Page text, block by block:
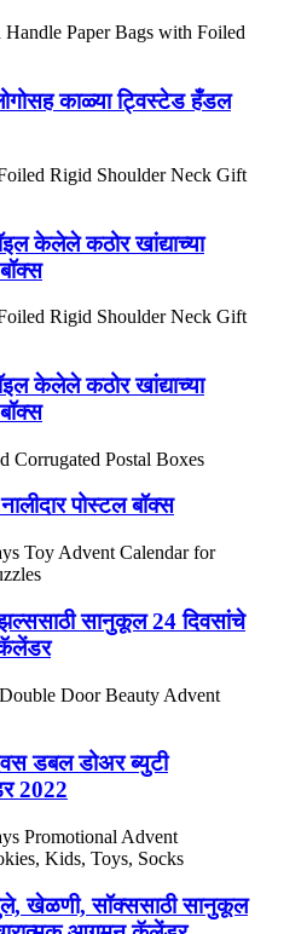
काळ्या ट्विस्टेड हँडल
केलेले कठोर खांद्याच्या
केलेले कठोर खांद्याच्या
पोस्टल बॉक्स
सानुकूल 24 दिवसांचे
डबल डोअर ब्युटी
2022
खेळणी, सॉक्ससाठी सानुकूल